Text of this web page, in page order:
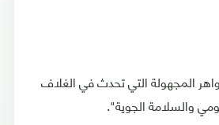
المجهولة التي تحدث في الغلاف
والسلامة الجوية".